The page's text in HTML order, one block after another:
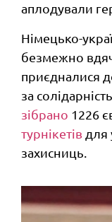
аплодували
Німецько-
безмежно
приєдналися
за
зібрано 1226
турнікетів для
захисниць.